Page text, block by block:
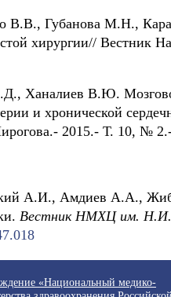
Губанова М.Н.,
хирургии// Вестник
Ханалиев В.Ю.
и хронической
2015.- Т. 10, №
А.И., Амдиев А.А.,
Вестник НМХЦ им. Н.И.
«Национальный медико-